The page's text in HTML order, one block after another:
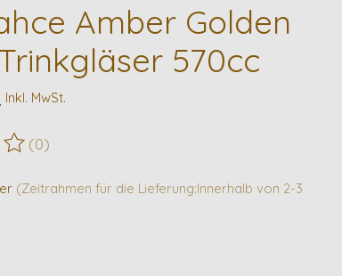
Amber Golden
570cc
Inkl. MwSt.
dieses Produkts ist
(0)
(Zeitrahmen für die Lieferung:Innerhalb von 2-3